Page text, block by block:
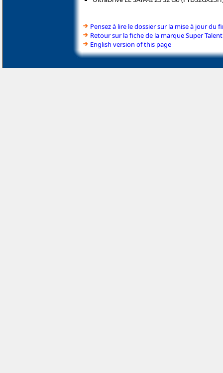
Pensez à lire le dossier sur la mise à jour du
Retour sur la fiche de la marque Super Talent
English version of this page